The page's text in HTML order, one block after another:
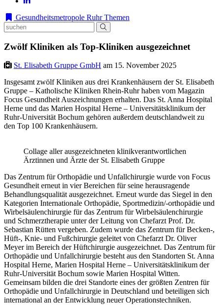
Gesundheitsmetropole Ruhr Themen
Zwölf Kliniken als Top-Kliniken ausgezeichnet
St. Elisabeth Gruppe GmbH am 15. November 2025
Insgesamt zwölf Kliniken aus drei Krankenhäusern der St. Elisabeth
Gruppe – Katholische Kliniken Rhein-Ruhr haben vom Magazin
Focus Gesundheit Auszeichnungen erhalten. Das St. Anna Hospital
Herne und das Marien Hospital Herne – Universitätsklinikum der
Ruhr-Universität Bochum gehören außerdem deutschlandweit zu
den Top 100 Krankenhäusern.
Collage aller ausgezeichneten klinikverantwortlichen
Ärztinnen und Ärzte der St. Elisabeth Gruppe
Das Zentrum für Orthopädie und Unfallchirurgie wurde von Focus
Gesundheit erneut in vier Bereichen für seine herausragende
Behandlungsqualität ausgezeichnet. Erneut wurde das Siegel in den
Kategorien Internationale Orthopädie, Sportmedizin/-orthopädie und
Wirbelsäulenchirurgie für das Zentrum für Wirbelsäulenchirurgie
und Schmerztherapie unter der Leitung von Chefarzt Prof. Dr.
Sebastian Rütten vergeben. Zudem wurde das Zentrum für Becken-,
Hüft-, Knie- und Fußchirurgie geleitet von Chefarzt Dr. Oliver
Meyer im Bereich der Hüftchirurgie ausgezeichnet. Das Zentrum für
Orthopädie und Unfallchirurgie besteht aus den Standorten St. Anna
Hospital Herne, Marien Hospital Herne – Universitätsklinikum der
Ruhr-Universität Bochum sowie Marien Hospital Witten.
Gemeinsam bilden die drei Standorte eines der größten Zentren für
Orthopädie und Unfallchirurgie in Deutschland und beteiligen sich
international an der Entwicklung neuer Operationstechniken.